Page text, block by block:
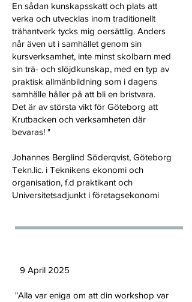
En sådan kunskapsskatt och plats att
verka och utvecklas inom traditionellt
trähantverk tycks mig oersättlig. Anders
når även ut i samhället genom sin
kursverksamhet, inte minst skolbarn med
sin trä- och slöjdkunskap, med en typ av
praktisk allmänbildning som i dagens
samhälle håller på att bli en bristvara.
Det är av största vikt för Göteborg att
Krutbacken och verksamheten där
bevaras! "
Johannes Berglind Söderqvist, Göteborg
Tekn.lic. i Teknikens ekonomi och
organisation, f.d praktikant och
Universitetsadjunkt i företagsekonomi
9 April 2025
"Alla var eniga om att din workshop var